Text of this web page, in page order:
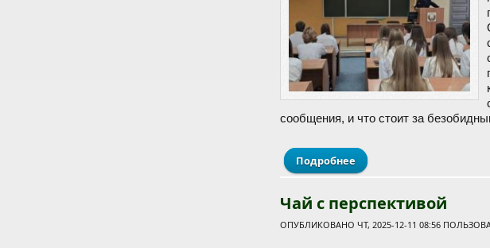
сообщения, и что стоит за
Подробнее о Встреча со старшим
Чай с перспективой
ОПУБЛИКОВАНО ЧТ, 2025-12-11 08:56